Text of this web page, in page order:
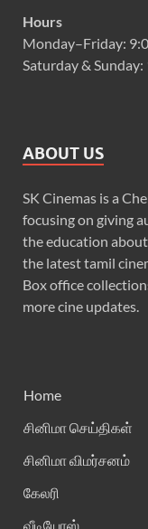
Hours
Monday–Friday:
Saturday &
ABOUT US
SK Cinemas is a
focusing on giving
the education about
the latest tamil
Box office
more cine updates.
Home
சினிமா செய்திகள்
சினிமா விமர்சனம்
கேலரி
வீடியோஸ்